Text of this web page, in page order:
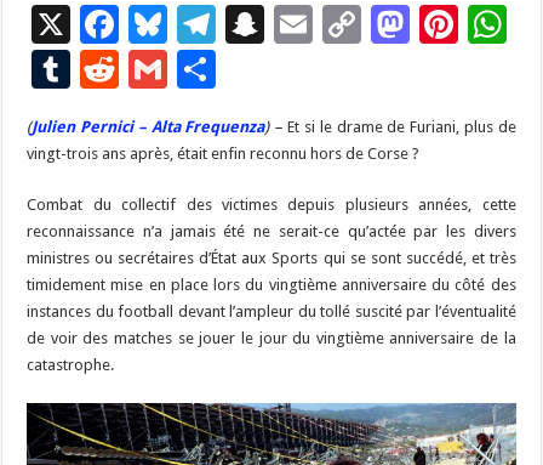
X
F
ac
e
b
o
k
Bl
u
es
ky
T
gr
m
S
p
h
at
E
l
C
y
n
k
M
d
n
Pi
es
p
T
u
m
bl
r
R
e
d
di
t
G
m
ai
l
ta
g
er
(Julien Pernici – Alta Frequenza) –Et si le drame de Furiani, plus de
vingt-trois ans après, était enfin reconnu hors de Corse ?
Combat du collectif des victimes depuis plusieurs années, cette
reconnaissance n’a jamais été ne serait-ce qu’actée par les divers
ministres ou secrétaires d’État aux Sports qui se sont succédé, et très
timidement mise en place lors du vingtième anniversaire du côté des
instances du football devant l’ampleur du tollé suscité par l’éventualité
de voir des matches se jouer le jour du vingtième anniversaire de la
catastrophe.